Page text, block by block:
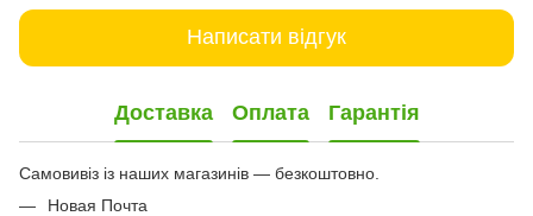
Написати відгук
Доставка Оплата Гарантія
Самовивіз із наших магазинів — безкоштовно.
Новая Почта